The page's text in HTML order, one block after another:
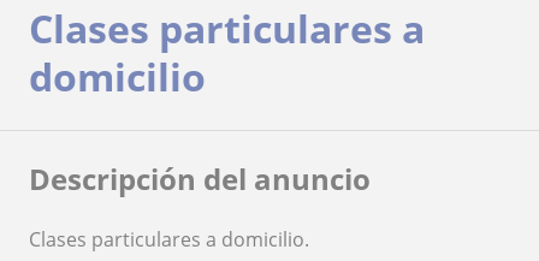
Clases particulares a
domicilio
Descripción del anuncio
Clases particulares a domicilio.